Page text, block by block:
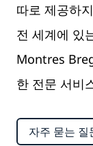
따로 제공하
전 세계에 있
Montres
한 전문 서비
자주 묻는 질